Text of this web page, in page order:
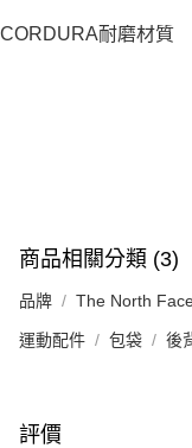
CORDURA耐磨材質
商品相關分類 (3)
品牌 The North
運動配件 包袋 後
評價